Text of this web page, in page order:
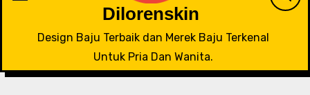
Dilorenskin
Design Baju Terbaik dan Merek Baju Terkenal
Untuk Pria Dan Wanita.